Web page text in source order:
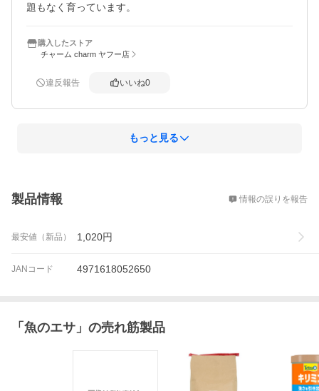
題もなく育っています。
購入したストア
チャーム charm ヤフー店
違反報告 いいね0
もっと見る
製品情報 情報の誤りを報告
最安値（新品） 1,020円
JANコード 4971618052650
「 魚のエサ 」の売れ筋製品